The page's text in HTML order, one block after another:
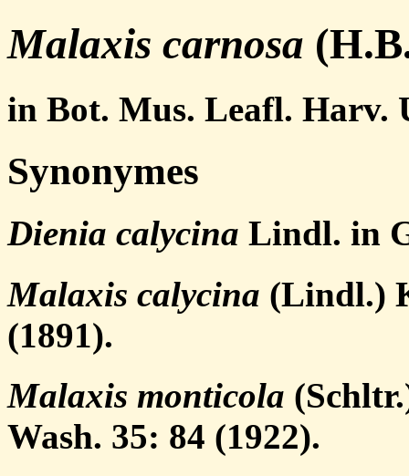
Malaxis carnosa
in Bot. Mus. Leafl. Harv.
Synonymes
Dienia calycina Lindl. in
Malaxis calycina (Lindl.)
(1891).
Malaxis monticola
Wash. 35: 84 (1922).